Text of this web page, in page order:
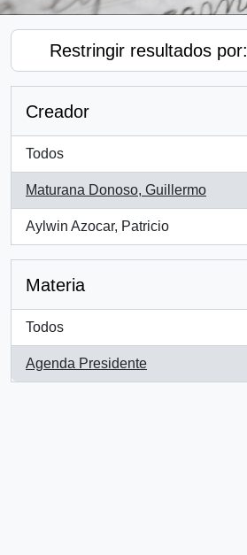
Restringir resultados por:
Creador
Todos
Maturana Donoso, Guillermo
, 2 resultados
Aylwin Azocar, Patricio
, 1 resultados
Materia
Todos
Agenda Presidente
, 2 resultados